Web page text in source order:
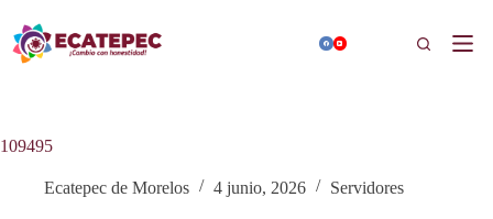
contenido
Buscar
109495
Ecatepec de Morelos 4 junio, 2026 Servidores